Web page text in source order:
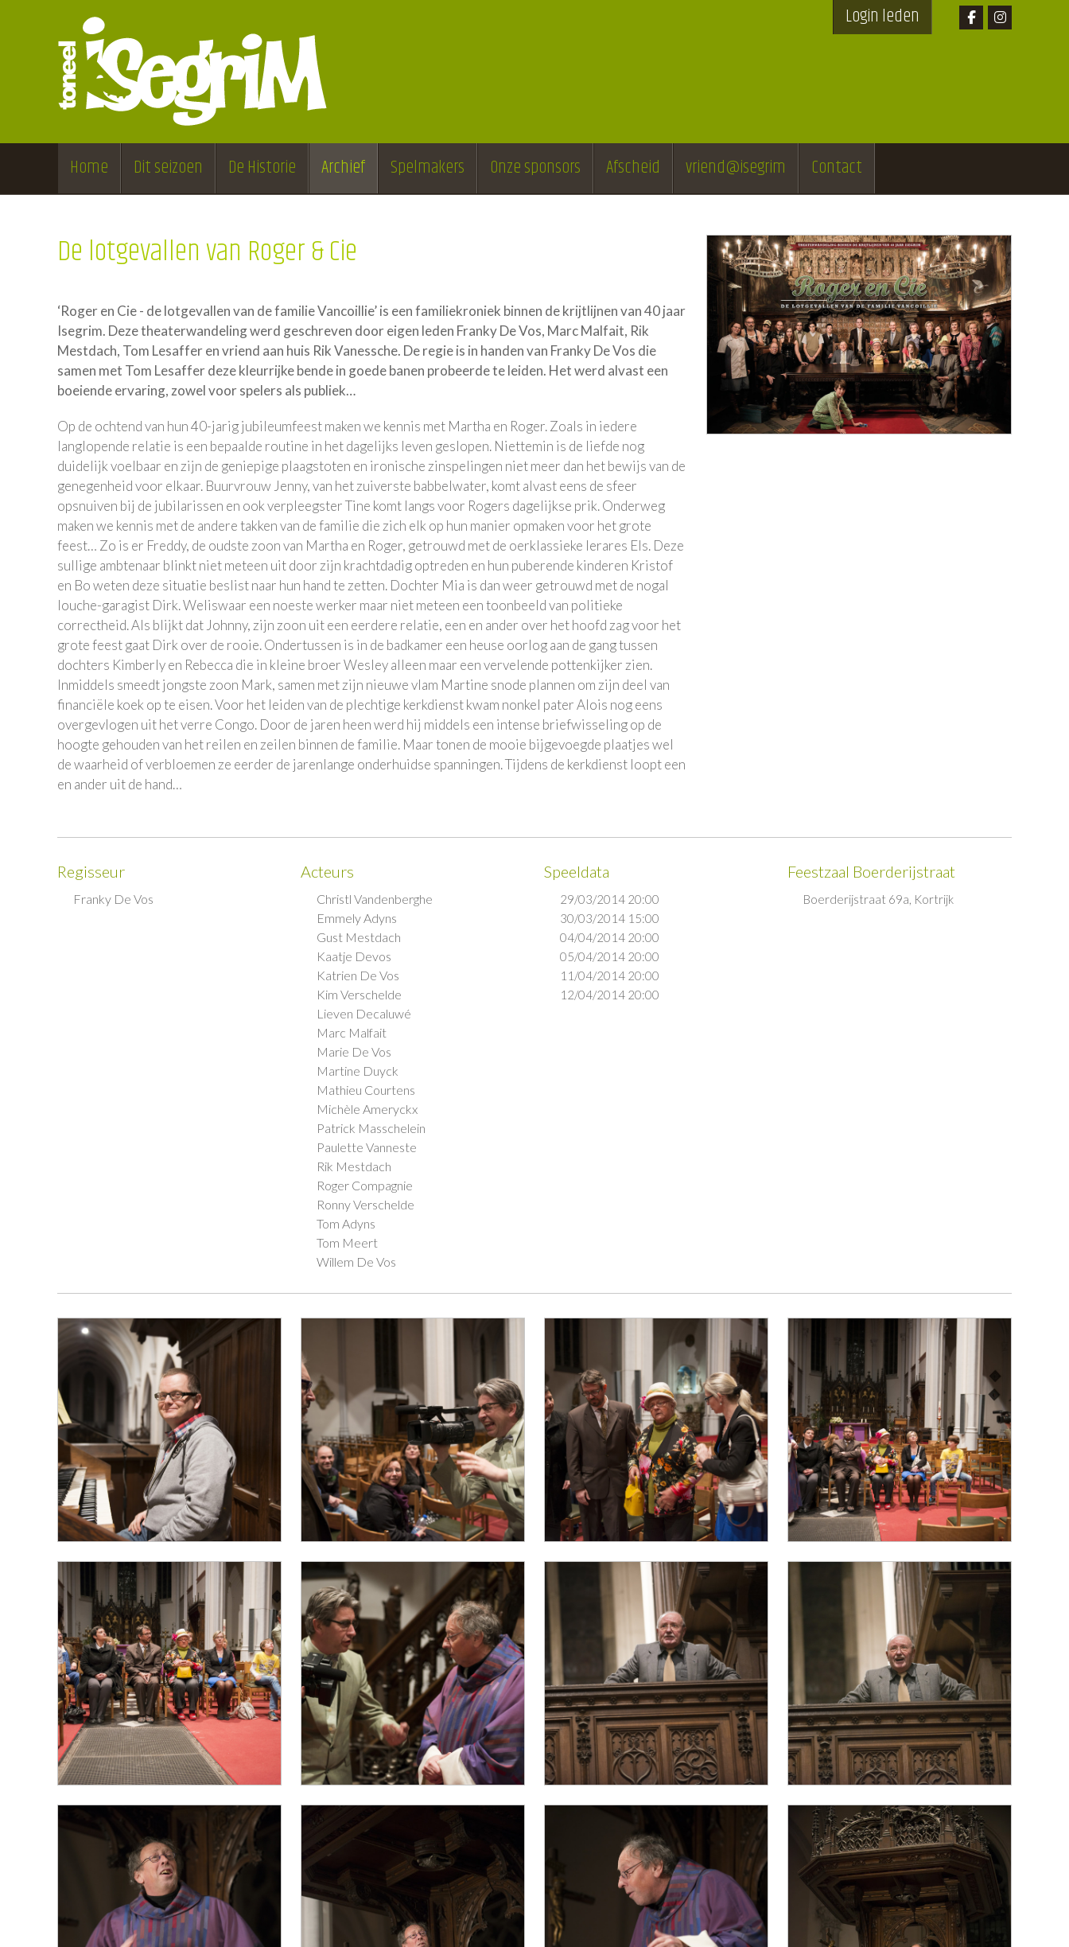
Login leden
Home Dit seizoen De Historie Archief Spelmakers Onze sponsors Afscheid vriend@isegrim Contact
De lotgevallen van Roger & Cie
‘Roger en Cie - de lotgevallen van de familie Vancoillie’ is een familiekroniek binnen de krijtlijnen van 40 jaar
Isegrim. Deze theaterwandeling werd geschreven door eigen leden Franky De Vos, Marc Malfait, Rik
Mestdach, Tom Lesaffer en vriend aan huis Rik Vanessche. De regie is in handen van Franky De Vos die
samen met Tom Lesaffer deze kleurrijke bende in goede banen probeerde te leiden. Het werd alvast een
boeiende ervaring, zowel voor spelers als publiek…
Op de ochtend van hun 40-jarig jubileumfeest maken we kennis met Martha en Roger. Zoals in iedere
langlopende relatie is een bepaalde routine in het dagelijks leven geslopen. Niettemin is de liefde nog
duidelijk voelbaar en zijn de geniepige plaagstoten en ironische zinspelingen niet meer dan het bewijs van de
genegenheid voor elkaar. Buurvrouw Jenny, van het zuiverste babbelwater, komt alvast eens de sfeer
opsnuiven bij de jubilarissen en ook verpleegster Tine komt langs voor Rogers dagelijkse prik. Onderweg
maken we kennis met de andere takken van de familie die zich elk op hun manier opmaken voor het grote
feest… Zo is er Freddy, de oudste zoon van Martha en Roger, getrouwd met de oerklassieke lerares Els. Deze
sullige ambtenaar blinkt niet meteen uit door zijn krachtdadig optreden en hun puberende kinderen Kristof
en Bo weten deze situatie beslist naar hun hand te zetten. Dochter Mia is dan weer getrouwd met de nogal
louche-garagist Dirk. Weliswaar een noeste werker maar niet meteen een toonbeeld van politieke
correctheid. Als blijkt dat Johnny, zijn zoon uit een eerdere relatie, een en ander over het hoofd zag voor het
grote feest gaat Dirk over de rooie. Ondertussen is in de badkamer een heuse oorlog aan de gang tussen
dochters Kimberly en Rebecca die in kleine broer Wesley alleen maar een vervelende pottenkijker zien.
Inmiddels smeedt jongste zoon Mark, samen met zijn nieuwe vlam Martine snode plannen om zijn deel van
financiële koek op te eisen. Voor het leiden van de plechtige kerkdienst kwam nonkel pater Alois nog eens
overgevlogen uit het verre Congo. Door de jaren heen werd hij middels een intense briefwisseling op de
hoogte gehouden van het reilen en zeilen binnen de familie. Maar tonen de mooie bijgevoegde plaatjes wel
de waarheid of verbloemen ze eerder de jarenlange onderhuidse spanningen. Tijdens de kerkdienst loopt een
en ander uit de hand…
Regisseur
Franky De Vos
Acteurs
Christl Vandenberghe
Emmely Adyns
Gust Mestdach
Kaatje Devos
Katrien De Vos
Kim Verschelde
Lieven Decaluwé
Marc Malfait
Marie De Vos
Martine Duyck
Mathieu Courtens
Michèle Ameryckx
Patrick Masschelein
Paulette Vanneste
Rik Mestdach
Roger Compagnie
Ronny Verschelde
Tom Adyns
Tom Meert
Willem De Vos
Speeldata
29/03/2014 20:00
30/03/2014 15:00
04/04/2014 20:00
05/04/2014 20:00
11/04/2014 20:00
12/04/2014 20:00
Feestzaal Boerderijstraat
Boerderijstraat 69a, Kortrijk